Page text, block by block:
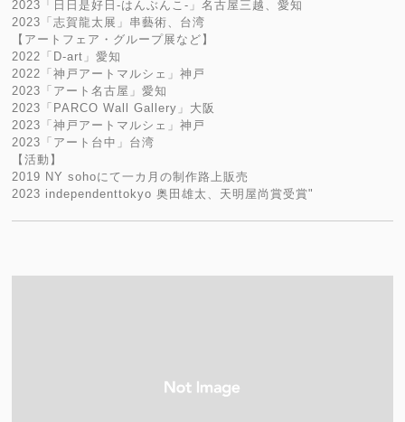
2023「日日是好日-はんぶんこ-」名古屋三越、愛知
2023「志賀龍太展」串藝術、台湾
【アートフェア・グループ展など】
2022「D-art」愛知
2022「神戸アートマルシェ」神戸
2023「アート名古屋」愛知
2023「PARCO Wall Gallery」大阪
2023「神戸アートマルシェ」神戸
2023「アート台中」台湾
【活動】
2019 NY sohoにて一カ月の制作路上販売
2023 independenttokyo 奥田雄太、天明屋尚賞受賞"